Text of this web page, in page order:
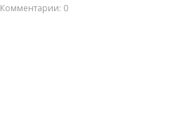
Комментарии: 0